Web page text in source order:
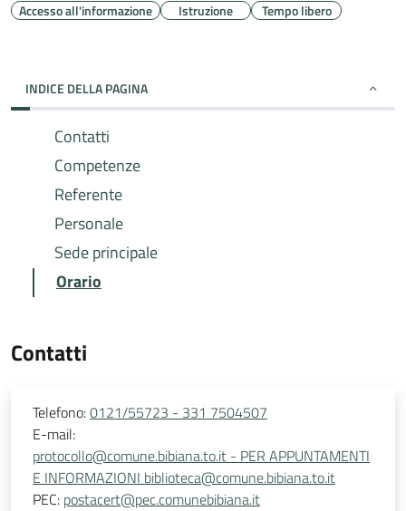
Accesso all'informazione Istruzione Tempo libero
INDICE DELLA PAGINA
Contatti
Competenze
Referente
Personale
Sede principale
Orario
Contatti
Telefono:0121/55723 - 331 7504507
E-mail:
protocollo@comune.bibiana.to.it - PER APPUNTAMENTI
E INFORMAZIONI biblioteca@comune.bibiana.to.it
PEC: postacert@pec.comunebibiana.it